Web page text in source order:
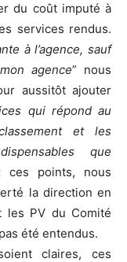
du coût imputé à
services rendus.
à l’agence, sauf
agence” nous
aussitôt ajouter
qui répond au
et les
que
ces points, nous
la direction en
les PV du Comité
été entendus.
claires, ces